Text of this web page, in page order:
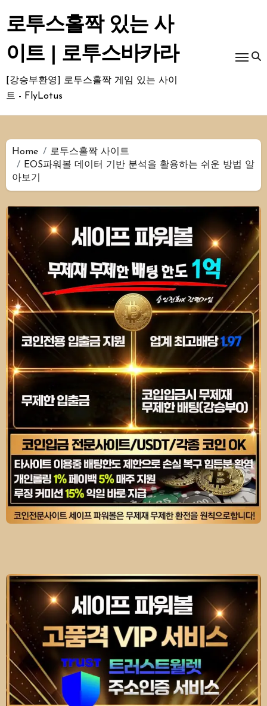
content
로투스홀짝 있는 사
이트 | 로투스바카라
[강승부환영] 로투스홀짝 게임 있는 사이
트 - FlyLotus
Home
로투스홀짝 사이트
EOS파워볼 데이터 기반 분석을 활용하는 쉬운 방법 알
아보기